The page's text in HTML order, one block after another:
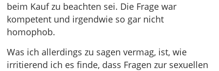
beim Kauf zu beachten sei. Die Frage war
kompetent und irgendwie so gar nicht
homophob.
Was ich allerdings zu sagen vermag, ist, wie
irritierend ich es finde, dass Fragen zur sexuellen